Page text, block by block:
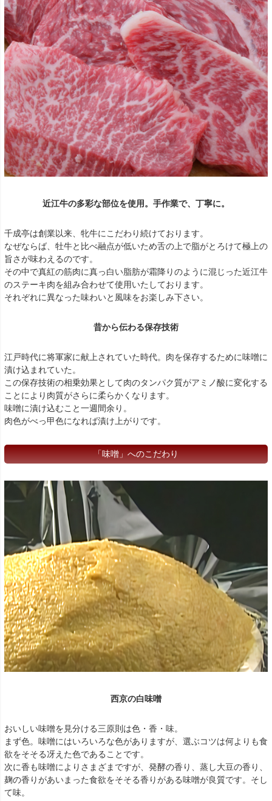
近江牛の多彩な部位を使用。手作業で、丁寧に。
千成亭は創業以来、牝牛にこだわり続けております。
なぜならば、牡牛と比べ融点が低いため舌の上で脂がとろけて極上の
旨さが味わえるのです。
その中で真紅の筋肉に真っ白い脂肪が霜降りのように混じった近江牛
のステーキ肉を組み合わせて使用いたしております。
それぞれに異なった味わいと風味をお楽しみ下さい。
昔から伝わる保存技術
江戸時代に将軍家に献上されていた時代。肉を保存するために味噌に
漬け込まれていた。
この保存技術の相乗効果として肉のタンパク質がアミノ酸に変化する
ことにより肉質がさらに柔らかくなります。
味噌に漬け込むこと一週間余り。
肉色がべっ甲色になれば漬け上がりです。
「味噌」へのこだわり
西京の白味噌
おいしい味噌を見分ける三原則は色・香・味。
まず色。味噌にはいろいろな色がありますが、選ぶコツは何よりも食
欲をそそる冴えた色であることです。
次に香も味噌によりさまざまですが、発酵の香り、蒸し大豆の香り、
麹の香りがあいまった食欲をそそる香りがある味噌が良質です。そし
て味。